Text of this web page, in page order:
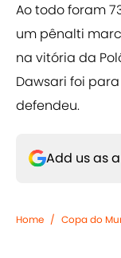
Ao todo foram
um pênalti
na vitória da
Dawsari foi
defendeu.
Add us as
Home / Copa do